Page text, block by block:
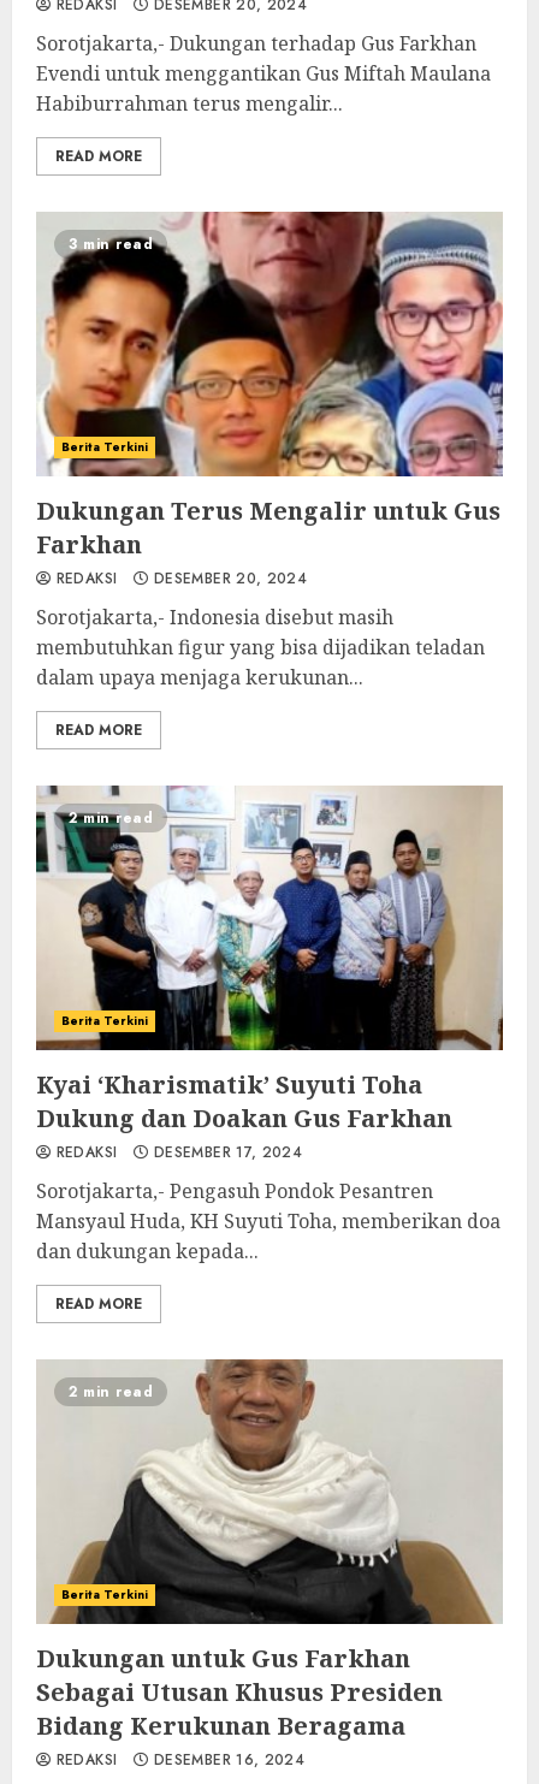
REDAKSI DESEMBER 20, 2024
Sorotjakarta,- Dukungan terhadap Gus Farkhan
Evendi untuk menggantikan Gus Miftah Maulana
Habiburrahman terus mengalir...
READ MORE
3 min read
Berita Terkini
Dukungan Terus Mengalir untuk Gus
Farkhan
REDAKSI DESEMBER 20, 2024
Sorotjakarta,- Indonesia disebut masih
membutuhkan figur yang bisa dijadikan teladan
dalam upaya menjaga kerukunan...
READ MORE
2 min read
Berita Terkini
Kyai ‘Kharismatik’ Suyuti Toha
Dukung dan Doakan Gus Farkhan
REDAKSI DESEMBER 17, 2024
Sorotjakarta,- Pengasuh Pondok Pesantren
Mansyaul Huda, KH Suyuti Toha, memberikan doa
dan dukungan kepada...
READ MORE
2 min read
Berita Terkini
Dukungan untuk Gus Farkhan
Sebagai Utusan Khusus Presiden
Bidang Kerukunan Beragama
REDAKSI DESEMBER 16, 2024